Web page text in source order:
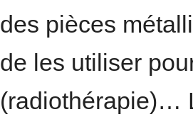
des pièces
de les utiliser
(radiothérapie)…